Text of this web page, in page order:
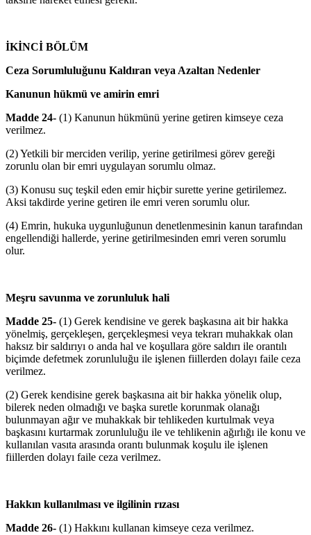
İKİNCİ BÖLÜM
Ceza Sorumluluğunu Kaldıran veya Azaltan Nedenler
Kanunun hükmü ve amirin emri
Madde 24- (1) Kanunun hükmünü yerine getiren kimseye ceza
verilmez.
(2) Yetkili bir merciden verilip, yerine getirilmesi görev gereği
zorunlu olan bir emri uygulayan sorumlu olmaz.
(3) Konusu suç teşkil eden emir hiçbir surette yerine getirilemez.
Aksi takdirde yerine getiren ile emri veren sorumlu olur.
(4) Emrin, hukuka uygunluğunun denetlenmesinin kanun tarafından
engellendiği hallerde, yerine getirilmesinden emri veren sorumlu
olur.
Meşru savunma ve zorunluluk hali
Madde 25- (1) Gerek kendisine ve gerek başkasına ait bir hakka
yönelmiş, gerçekleşen, gerçekleşmesi veya tekrarı muhakkak olan
haksız bir saldırıyı o anda hal ve koşullara göre saldırı ile orantılı
biçimde defetmek zorunluluğu ile işlenen fiillerden dolayı faile ceza
verilmez.
(2) Gerek kendisine gerek başkasına ait bir hakka yönelik olup,
bilerek neden olmadığı ve başka suretle korunmak olanağı
bulunmayan ağır ve muhakkak bir tehlikeden kurtulmak veya
başkasını kurtarmak zorunluluğu ile ve tehlikenin ağırlığı ile konu ve
kullanılan vasıta arasında orantı bulunmak koşulu ile işlenen
fiillerden dolayı faile ceza verilmez.
Hakkın kullanılması ve ilgilinin rızası
Madde 26- (1) Hakkını kullanan kimseye ceza verilmez.